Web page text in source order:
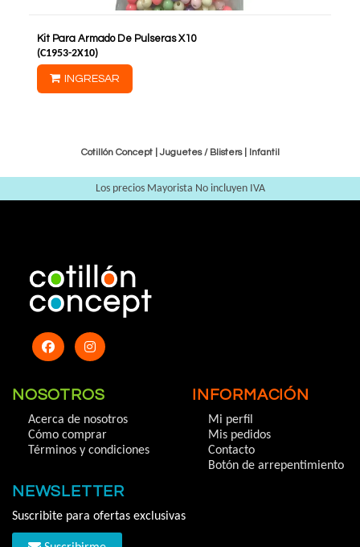
Kit Para Armado De Pulseras X10
(C1953-2X10)
INGRESAR
Cotillón Concept |Juguetes / Blisters| Infantil
Los precios Mayorista No incluyen IVA
NOSOTROS
Acerca de nosotros
Cómo comprar
Términos y condiciones
INFORMACIÓN
Mi perfil
Mis pedidos
Contacto
Botón de arrepentimiento
NEWSLETTER
Suscribite para ofertas exclusivas